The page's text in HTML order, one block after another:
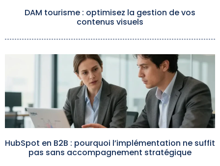
DAM tourisme : optimisez la gestion de vos
contenus visuels
HubSpot en B2B : pourquoi l’implémentation ne suffit
pas sans accompagnement stratégique